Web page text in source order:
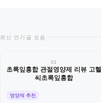
최신 인기글 모음
01
초록잎홍합 관절영양제 리뷰 고헬
씨초록잎홍합
영양제 추천